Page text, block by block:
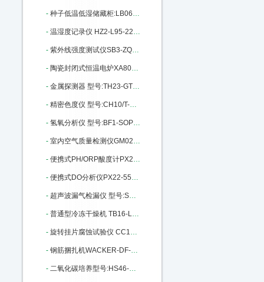
- 种子低温低湿储藏柜:LB06-DWS-300 M404340
- 温湿度记录仪 HZ2-L95-22库号：M405632
- 紫外线强度测试仪SB3-ZQJ-254库号：M5476
- 陶瓷封闭式恒温电炉XA80-10库号：M15864
- 金属探测器 型号:TH23-GTL115库号：M136950
- 精密色度仪 型号:CH10/T-50库号：M206867
- 氢氧分析仪 型号:BF1-SOP库号：M312798
- 室内空气质量检测仪GM02-GM-AII M335325
- 便携式PH/ORP酸度计PX22-MI106：M343693
- 便携式DO分析仪PX22-550A库号：M343694
- 超声波漏气检漏仪 型号:SD44-CS530 M356204
- 普通型冷冻干燥机 TB16-LGJ-25C M369078
- 旋转挂片腐蚀试验仪 CC12-RCC-3 M376653
- 钢筋捆扎机WACKER-DF-16库号：M383957
- 二氧化碳培养型号:HS46-HH.CP库号：M394455